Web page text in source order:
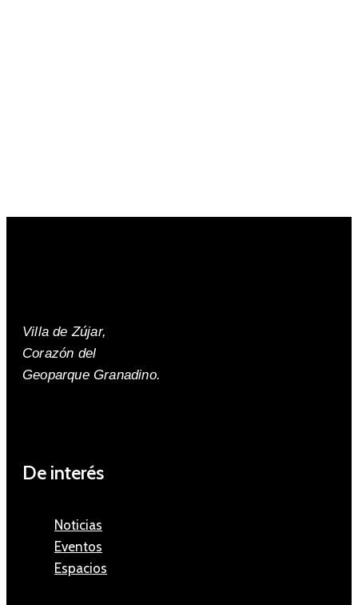
Villa de Zújar,
Corazón del
Geoparque Granadino.
De interés
Noticias
Eventos
Espacios